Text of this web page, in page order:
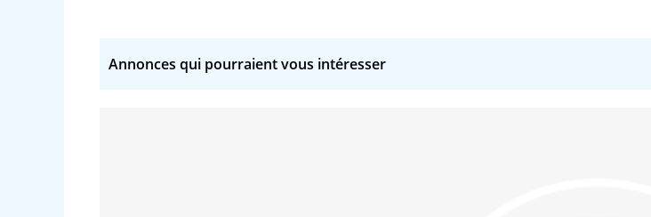
Annonces qui pourraient vous intéresser